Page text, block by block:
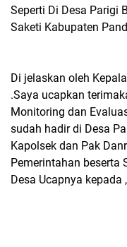
Seperti Di Desa Parigi
Saketi Kabupaten
Di jelaskan oleh
.Saya ucapkan
Monitoring dan
sudah hadir di Desa
Kapolsek dan Pak
Pemerintahan beserta
Desa Ucapnya